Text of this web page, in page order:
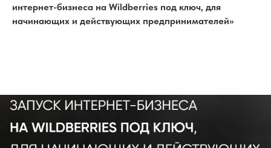
интернет-бизнеса на Wildberries под ключ, для
начинающих и действующих предпринимателей»